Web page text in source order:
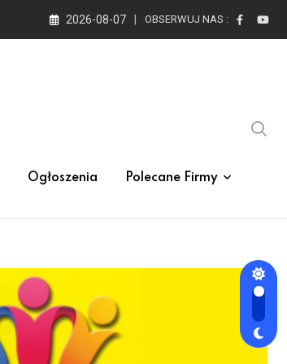
2026-08-07 OBSERWUJ NAS :
Ogłoszenia Polecane Firmy